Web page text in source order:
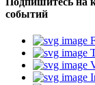
событий